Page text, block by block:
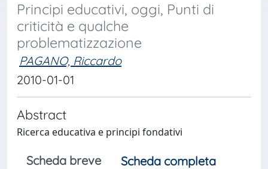
Principi educativi, oggi, Punti di
criticità e qualche
problematizzazione
PAGANO, Riccardo
2010-01-01
Abstract
Ricerca educativa e principi fondativi
Scheda breve
Scheda completa